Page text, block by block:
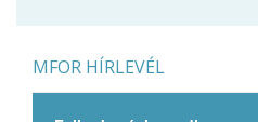
MFOR HÍRLEVÉL